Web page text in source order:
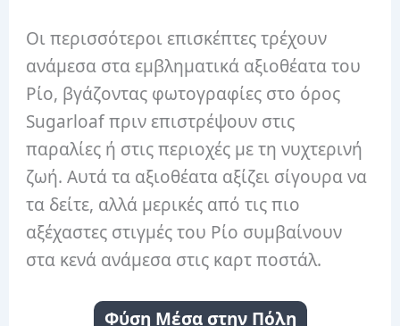
Οι περισσότεροι επισκέπτες τρέχουν
ανάμεσα στα εμβληματικά αξιοθέατα του
Ρίο, βγάζοντας φωτογραφίες στο όρος
Sugarloaf πριν επιστρέψουν στις
παραλίες ή στις περιοχές με τη νυχτερινή
ζωή. Αυτά τα αξιοθέατα αξίζει σίγουρα να
τα δείτε, αλλά μερικές από τις πιο
αξέχαστες στιγμές του Ρίο συμβαίνουν
στα κενά ανάμεσα στις καρτ ποστάλ.
Φύση Μέσα στην Πόλη